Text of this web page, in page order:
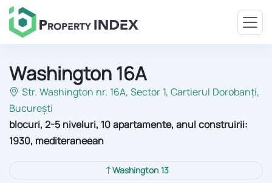
Washington 16A
Str. Washington nr. 16A, Sector 1, Cartierul Dorobanți,
București
blocuri, 2-5 niveluri, 10 apartamente, anul construirii:
1930, mediteraneean
Washington 13